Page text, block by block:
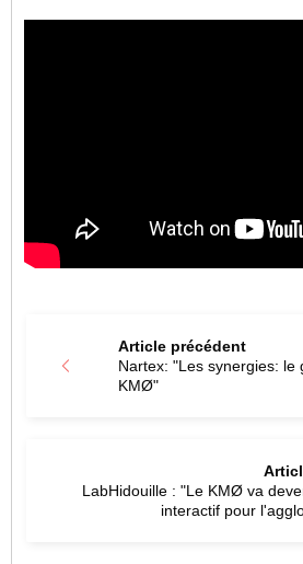
Article précédent
Nartex: "Les synergies: le
KMØ"
LabHidouille : "Le KMØ va
interactif pour